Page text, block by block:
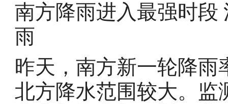
南方降雨进入最强时段
雨
昨天，南方新一轮降
北方降水范围较大。监